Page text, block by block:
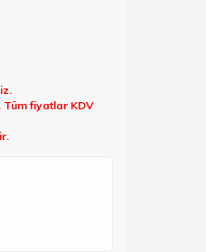
Tüm fiyatlar KDV